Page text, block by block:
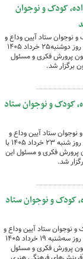
کودک و نوجوان
نوجوان ستاد آیین وداع و
تشییع قائد شهید عظیم‌الشان امت، روز دوشنبه۲۵ خرداد ۱۴۰۵
پرورش فکری و مسئول
برگزار شد.
کودک و نوجوان ستاد
ستاد آیین وداع و
تشییع قائد شهید عظیم‌الشان امت، روز شنبه ۲۳ خرداد ۱۴۰۵ با
پرورش فکری و مسئول این
شد.
کودک و نوجوان ستاد
نوجوان ستاد آیین وداع و
تشییع قائد شهید عظیم‌الشان امت، روز سه‌شنبه ۱۹ خرداد ۱۴۰۵
پرورش فکری و مسئول